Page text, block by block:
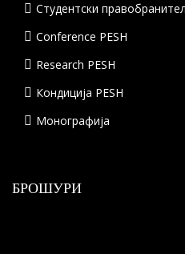
Студентски правобранител
Conference PESH
Research PESH
Кондиција PESH
Монографија
БРОШУРИ